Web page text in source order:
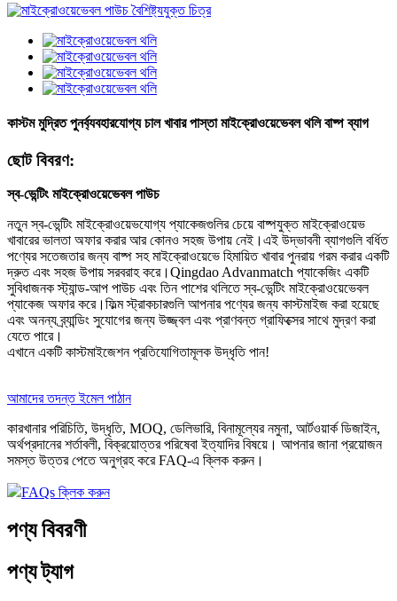
কাস্টম মুদ্রিত পুনর্ব্যবহারযোগ্য চাল খাবার পাস্তা মাইক্রোওয়েভেবল থলি বাষ্প ব্যাগ
ছোট বিবরণ:
স্ব-ভেন্টিং মাইক্রোওয়েভেবল পাউচ
নতুন স্ব-ভেন্টিং মাইক্রোওয়েভযোগ্য প্যাকেজগুলির চেয়ে বাষ্পযুক্ত মাইক্রোওয়েভ
খাবারের ভালতা অফার করার আর কোনও সহজ উপায় নেই।এই উদ্ভাবনী ব্যাগগুলি বর্ধিত
পণ্যের সতেজতার জন্য বাষ্প সহ মাইক্রোওয়েভে হিমায়িত খাবার পুনরায় গরম করার একটি
দ্রুত এবং সহজ উপায় সরবরাহ করে।Qingdao Advanmatch প্যাকেজিং একটি
সুবিধাজনক স্ট্যান্ড-আপ পাউচ এবং তিন পাশের থলিতে স্ব-ভেন্টিং মাইক্রোওয়েভেবল
প্যাকেজ অফার করে।ফিল্ম স্ট্রাকচারগুলি আপনার পণ্যের জন্য কাস্টমাইজ করা হয়েছে
এবং অনন্য ব্র্যান্ডিং সুযোগের জন্য উজ্জ্বল এবং প্রাণবন্ত গ্রাফিক্সের সাথে মুদ্রণ করা
যেতে পারে।
এখানে একটি কাস্টমাইজেশন প্রতিযোগিতামূলক উদ্ধৃতি পান!
আমাদের তদন্ত ইমেল পাঠান
কারখানার পরিচিতি, উদ্ধৃতি, MOQ, ডেলিভারি, বিনামূল্যের নমুনা, আর্টওয়ার্ক ডিজাইন,
অর্থপ্রদানের শর্তাবলী, বিক্রয়োত্তর পরিষেবা ইত্যাদির বিষয়ে। আপনার জানা প্রয়োজন
সমস্ত উত্তর পেতে অনুগ্রহ করে FAQ-এ ক্লিক করুন।
FAQs ক্লিক করুন
পণ্য বিবরণী
পণ্য ট্যাগ